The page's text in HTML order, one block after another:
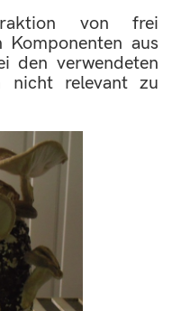
von frei
Komponenten aus
den verwendeten
nicht relevant zu